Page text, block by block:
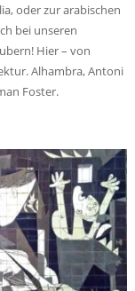
oder zur arabischen
bei unseren
Hier – von
Alhambra, Antoni
Foster.